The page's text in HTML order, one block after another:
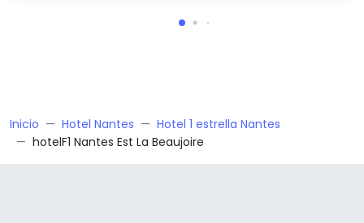
Inicio Hotel Nantes
Hotel 1 estrella Nantes
hotelF1 Nantes Est La Beaujoire